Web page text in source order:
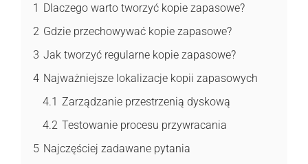
1 Dlaczego warto tworzyć kopie zapasowe?
2 Gdzie przechowywać kopie zapasowe?
3 Jak tworzyć regularne kopie zapasowe?
4 Najważniejsze lokalizacje kopii zapasowych
4.1 Zarządzanie przestrzenią dyskową
4.2 Testowanie procesu przywracania
5 Najczęściej zadawane pytania